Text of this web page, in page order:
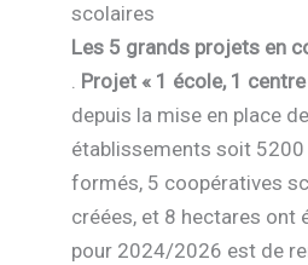
scolaires
Les 5 grands projets en
. Projet « 1 école, 1
depuis la mise en place
établissements soit 5200
formés, 5 coopératives
créées, et 8 hectares ont
pour 2024/2026 est de